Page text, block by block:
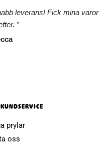
leverans! Fick mina varor
prylar
oss